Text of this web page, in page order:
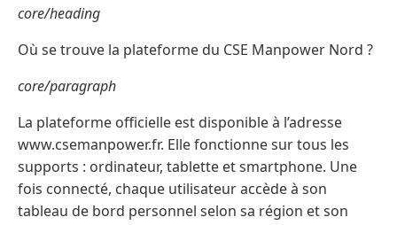
core/heading
Où se trouve la plateforme du CSE Manpower Nord ?
core/paragraph
La plateforme officielle est disponible à l’adresse
www.csemanpower.fr. Elle fonctionne sur tous les
supports : ordinateur, tablette et smartphone. Une
fois connecté, chaque utilisateur accède à son
tableau de bord personnel selon sa région et son